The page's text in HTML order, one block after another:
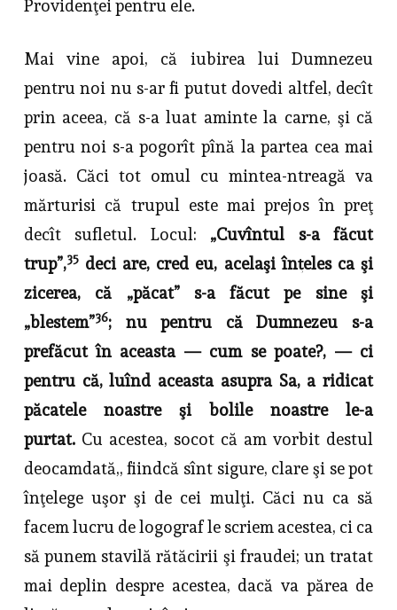
Provi­denţei pentru ele.
Mai vine apoi, că iubirea lui Dumnezeu
pentru noi nu s-ar fi putut do­vedi altfel, decît
prin aceea, că s-a luat aminte la carne, şi că
pentru noi s-a pogorît pînă la partea cea mai
joasă. Căci tot omul cu mintea-ntreagă va
mărturisi că trupul este mai prejos în preţ
decît sufletul. Locul: „Cuvîntul s-a făcut
trup”,35 deci are, cred eu, acelaşi înţeles ca şi
zicerea, că „păcat” s-a făcut pe sine şi
„blestem”36; nu pentru că Dumnezeu s-a
prefăcut în aceasta — cum se poate?, — ci
pentru că, luînd aceasta asupra Sa, a ri­dicat
păcatele noastre şi bolile noastre le-a
purtat. Cu acestea, socot că am vorbit destul
deocamdată,, fiindcă sînt sigure, clare şi se pot
înţelege uşor şi de cei mulţi. Căci nu ca să
facem lucru de logograf le scriem acestea, ci ca
să punem stavilă rătăcirii şi fraudei; un tratat
mai deplin despre acestea, dacă va părea de